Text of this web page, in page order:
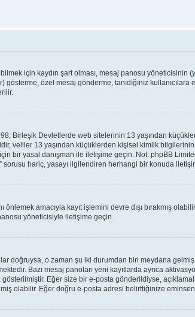
için kaydın şart olması, mesaj panosu yöneticisinin
özel mesaj gönderme, tanıdığınız
Birleşik Devletlerde web sitelerinin 13 yaşından
veliler 13 yaşından küçüklerden kişisel kimlik
bir yasal danışman ile iletişime geçin. Not: phpBB
hariç, yasayı ilgilendiren herhangi bir konuda
amacıyla kayıt işlemini devre dışı bırakmış
yöneticisiyle iletişime geçin.
doğruysa, o zaman şu iki durumdan biri meydana
Bazı mesaj panoları yeni kayıtlarda ayrıca
gösterilmiştir. Eğer size bir e-posta gönderildiyse,
olabilir. Eğer doğru e-posta adresi belirttiğinize